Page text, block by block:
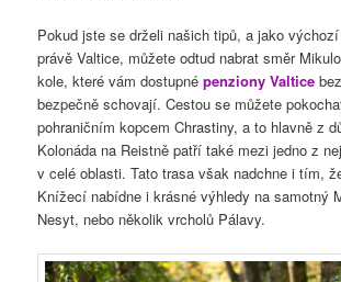
Pokud jste se drželi našich tipů, a jako
právě Valtice, můžete odtud nabrat směr
kole, které vám dostupnépenziony Valtice
bezpečně schovají. Cestou se můžete
pohraničním kopcem Chrastiny, a to hlavně z
Kolonáda na Reistně patří také mezi jedno z
v celé oblasti. Tato trasa však nadchne i tím,
Knížecí nabídne i krásné výhledy na samotný
Nesyt, nebo několik vrcholů Pálavy.